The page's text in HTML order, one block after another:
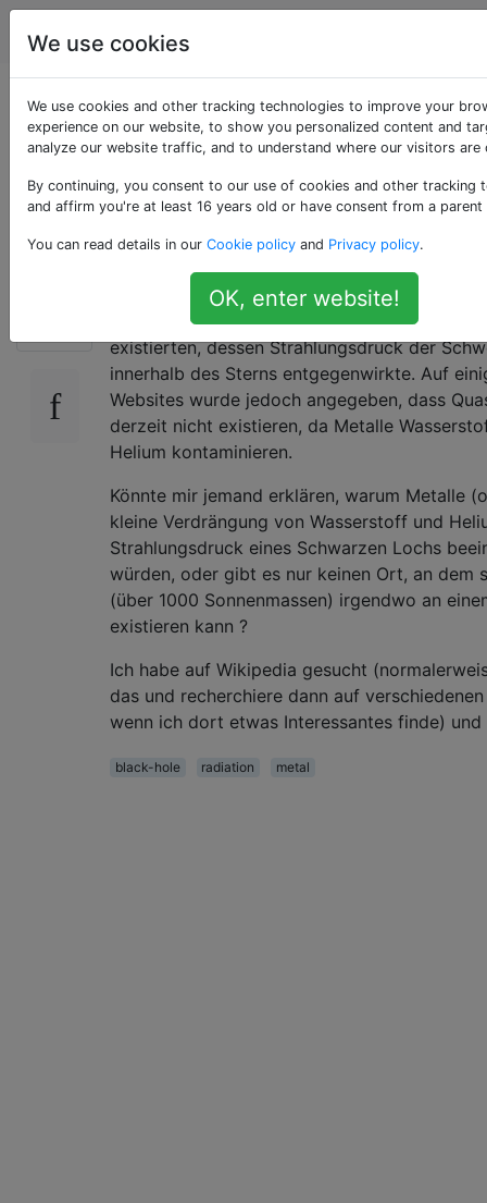
Astronomie
Warum kann es jetzt
keinen Quasistar
geben?
Durch meine Forschung fand ich heraus,
theoretisch aufgrund eines Schwarzen
existierten, dessen Strahlungsdruck der
innerhalb des Sterns entgegenwirkte. Auf
Websites wurde jedoch angegeben, dass
derzeit nicht existieren, da Metalle
Helium kontaminieren.
Könnte mir jemand erklären, warum Metalle
kleine Verdrängung von Wasserstoff und
Strahlungsdruck eines Schwarzen Lochs
würden, oder gibt es nur keinen Ort, an dem
(über 1000 Sonnenmassen) irgendwo an
existieren kann ?
Ich habe auf Wikipedia gesucht
das und recherchiere dann auf
wenn ich dort etwas Interessantes finde)
black-hole radiation metal
We use cookies
We use cookies and other tracking technologies to improve your
experience on our website, to show you personalized content and
analyze our website traffic, and to understand where our visitors are
By continuing, you consent to our use of cookies and other tracking
and affirm you're at least 16 years old or have consent from a parent
You can read details in our Cookie policy and Privacy policy.
OK, enter website!